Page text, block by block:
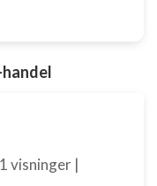
visninger |
eller